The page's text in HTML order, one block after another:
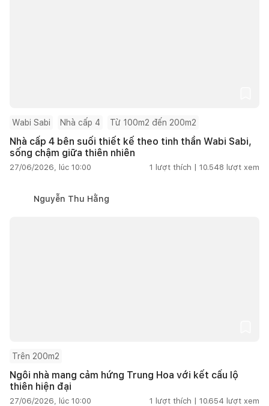
Wabi Sabi Nhà cấp 4 Từ 100m2 đến 200m2
Nhà cấp 4 bên suối thiết kế theo tinh thần Wabi Sabi,
sống chậm giữa thiên nhiên
27/06/2026, lúc 10:00 1 lượt thích | 10.548 lượt xem
Nguyễn Thu Hằng
Trên 200m2
Ngôi nhà mang cảm hứng Trung Hoa với kết cấu lộ
thiên hiện đại
27/06/2026, lúc 10:00 1 lượt thích | 10.654 lượt xem